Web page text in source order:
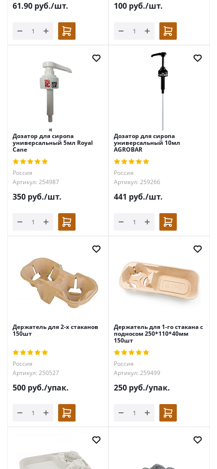
61.90 руб./шт. 100 руб./шт.
Дозатор для сиропа
универсальный 5мл Royal
Cane
Россия
Артикул: 254987
350 руб./шт.
Дозатор для сиропа
универсальный 10мл
AGROBAR
Россия
Артикул: 259266
441 руб./шт.
Держатель для 2-х стаканов
150шт
Россия
Артикул: 250527
500 руб./упак.
Держатель для 1-го стакана с
подносом 250*110*40мм
150шт
Россия
Артикул: 259499
250 руб./упак.